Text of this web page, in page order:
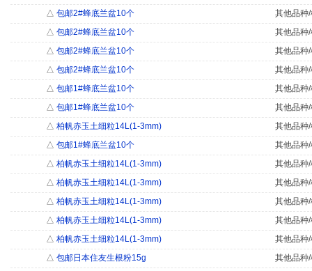
△ 包邮2#蜂底兰盆10个
其他品种
△ 包邮2#蜂底兰盆10个
其他品种
△ 包邮2#蜂底兰盆10个
其他品种
△ 包邮2#蜂底兰盆10个
其他品种
△ 包邮1#蜂底兰盆10个
其他品种
△ 包邮1#蜂底兰盆10个
其他品种
△ 柏帆赤玉土细粒14L(1-3mm)
其他品种
△ 包邮1#蜂底兰盆10个
其他品种
△ 柏帆赤玉土细粒14L(1-3mm)
其他品种
△ 柏帆赤玉土细粒14L(1-3mm)
其他品种
△ 柏帆赤玉土细粒14L(1-3mm)
其他品种
△ 柏帆赤玉土细粒14L(1-3mm)
其他品种
△ 柏帆赤玉土细粒14L(1-3mm)
其他品种
△ 包邮日本住友生根粉15g
其他品种